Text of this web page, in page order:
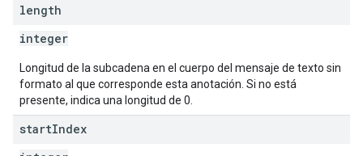
length
integer
Longitud de la subcadena en el cuerpo del mensaje de texto sin
formato al que corresponde esta anotación. Si no está
presente, indica una longitud de 0.
startIndex